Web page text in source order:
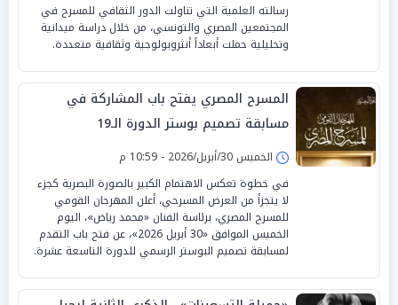
رسالته العلمية التي تناولت الدور الثقافي للمسرح في
المجتمعين المصري والتونسي، من خلال دراسة ميدانية
وتحليلية حملت أبعاداً أنثروبولوجية وثقافية متعددة.
المسرح المصري يفتح باب المشاركة في
مسابقة تصميم بوستر الدورة الـ19
الخميس 30/أبريل/2026 - 10:59 م
في خطوة تعكس الاهتمام الكبير بالصورة البصرية كجزء
لا يتجزأ من العرض المسرحي، أعلن المهرجان القومي
للمسرح المصري، برئاسة الفنان «محمد رياض»، اليوم
الخميس الموافق «30 أبريل 2026»، عن فتح باب التقدم
لمسابقة تصميم البوستر الرسمي للدورة التاسعة عشرة.